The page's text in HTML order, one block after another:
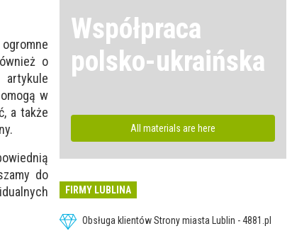
o
artykule
w
a także
do
Współpraca
polsko-ukraińska
All materials are here
FIRMY LUBLINA
Obsługa klientów Strony miasta Lublin - 4881.pl